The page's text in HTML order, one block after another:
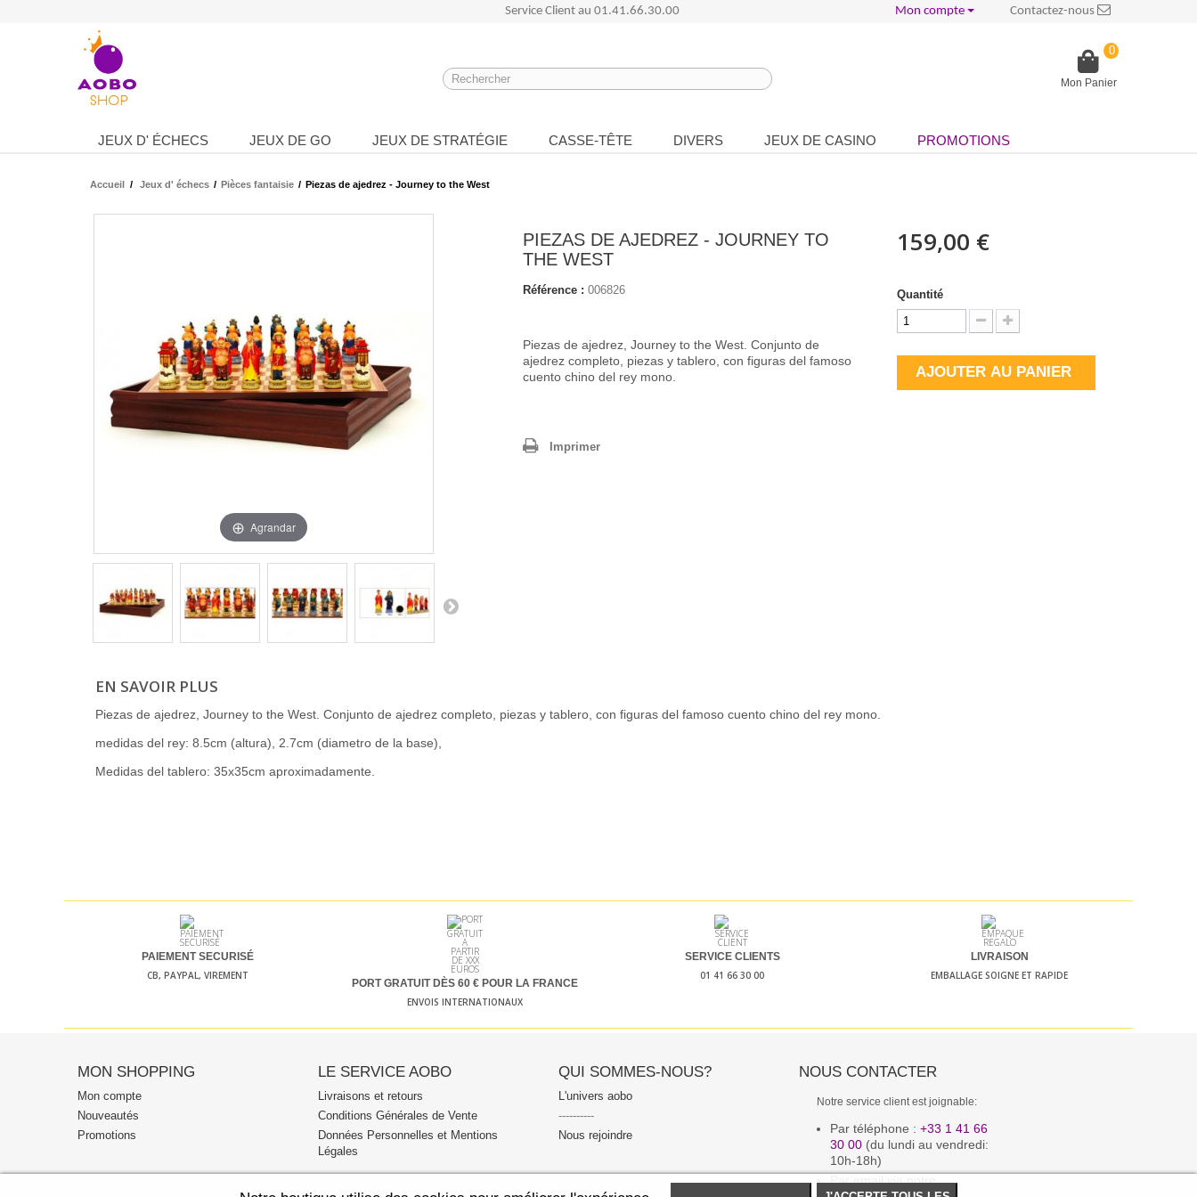
Contactez-nous
Service Client au 01.41.66.30.00 Mon compte
Mon Panier
0
JEUX D' ÉCHECS JEUX DE GO JEUX DE STRATÉGIE CASSE-TÊTE DIVERS JEUX DE CASINO PROMOTIONS
Accueil / Jeux d' échecs / Pièces fantaisie / Piezas de ajedrez - Journey to the West
Agrandar
PIEZAS DE AJEDREZ - JOURNEY TO
THE WEST
Référence : 006826
Piezas de ajedrez, Journey to the West. Conjunto de
ajedrez completo, piezas y tablero, con figuras del famoso
cuento chino del rey mono.
Imprimer
159,00 €
Quantité
AJOUTER AU PANIER
EN SAVOIR PLUS
Piezas de ajedrez, Journey to the West. Conjunto de ajedrez completo, piezas y tablero, con figuras del famoso cuento chino del rey mono.
medidas del rey: 8.5cm (altura), 2.7cm (diametro de la base),
Medidas del tablero: 35x35cm aproximadamente.
PAIEMENT SECURISÉ
CB, PAYPAL, VIREMENT
PORT GRATUIT DÈS 60 € POUR LA FRANCE
ENVOIS INTERNATIONAUX
SERVICE CLIENTS
01 41 66 30 00
LIVRAISON
EMBALLAGE SOIGNE ET RAPIDE
MON SHOPPING
Mon compte
Nouveautés
Promotions
LE SERVICE AOBO
Livraisons et retours
Conditions Générales de Vente
Données Personnelles et Mentions
Légales
QUI SOMMES-NOUS?
L'univers aobo
----------
Nous rejoindre
NOUS CONTACTER
Notre service client est joignable:
Par téléphone : +33 1 41 66
30 00 (du lundi au vendredi:
10h-18h)
Par email via notre